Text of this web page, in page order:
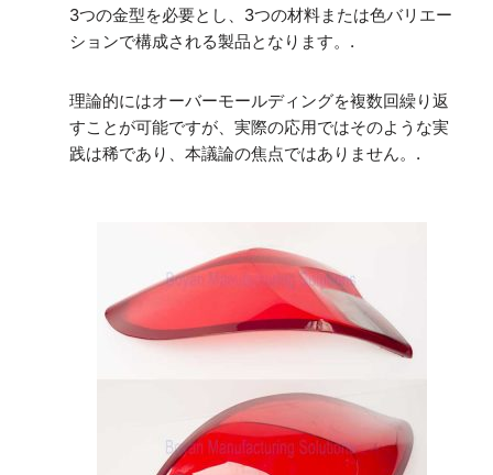
3つの金型を必要とし、3つの材料または色バリエー
ションで構成される製品となります。.
理論的にはオーバーモールディングを複数回繰り返
すことが可能ですが、実際の応用ではそのような実
践は稀であり、本議論の焦点ではありません。.